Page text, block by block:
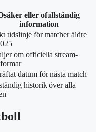
eller ofullständig
information
tidslinje för matcher äldre
om officiella stream-
datum för nästa match
historik över alla